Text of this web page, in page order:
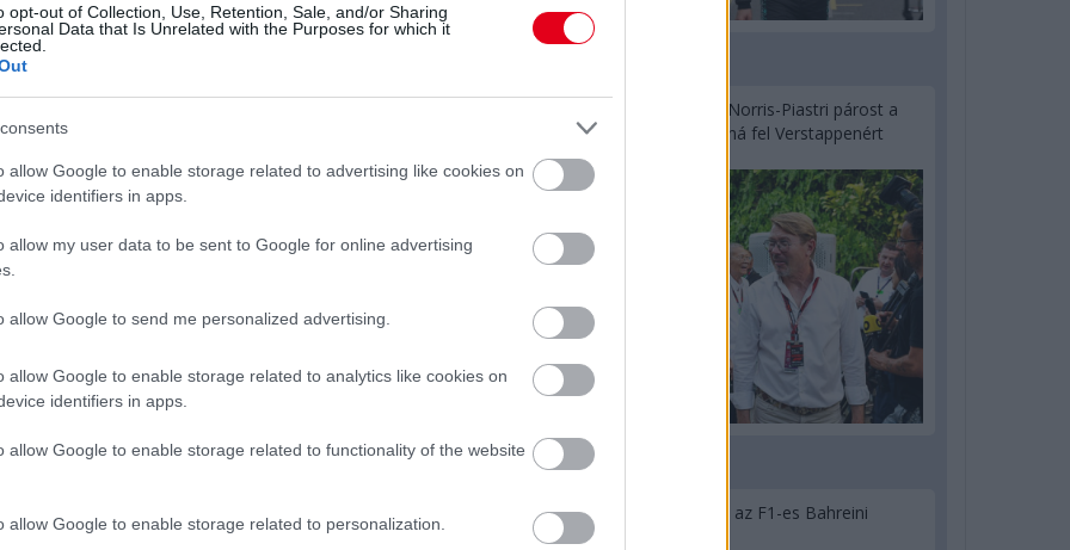
opt-out of Collection, Use, Retention, Sale, and/or Sharing
Data that Is Unrelated with the Purposes for which it
allow Google to enable storage related to advertising like cookies on
identifiers in apps.
allow my user data to be sent to Google for online advertising
allow Google to send me personalized advertising.
allow Google to enable storage related to analytics like cookies on
identifiers in apps.
allow Google to enable storage related to functionality of the website
allow Google to enable storage related to personalization.
4-5-öt kellene Lopeznek odatennie Nakajimának, ez
lesz a #8-as autónak – mindjárt látjuk, hogy mennyi.
közben újabb 3:19,9-es kört dobott oda. Az utolsó utáni
kereket cserélték le. Sok furcsaság miatt buktak már
így most 15 másodperccel vezet a #7-es. De
Még így is szoros lehet a vége...
defektjénél nem a megfelelő kereket cserélték le a
még egyszer... Időt akartak spórolni, hiszen egy teljes
mint egy szimpla csere – ezen mehet el a
Hakkinen megtartaná a Norris-Piastri párost a
McLarennél, nem borítaná fel Verstappenért
2 napja
Megvan, mikor kezdődik az F1-es Bahreini
Nagydíj Malajziában